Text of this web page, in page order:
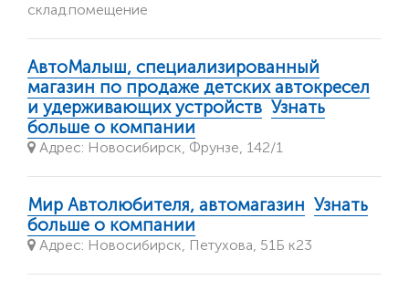
склад.помещение
АвтоМалыш, специализированный
магазин по продаже детских автокресел
и удерживающих устройств Узнать
больше о компании
Адрес: Новосибирск, Фрунзе, 142/1
Мир Автолюбителя, автомагазин Узнать
больше о компании
Адрес: Новосибирск, Петухова, 51Б к23